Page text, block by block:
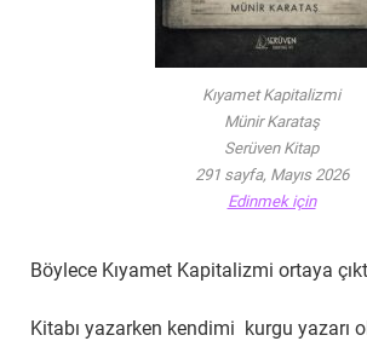
Kıyamet Kapitalizmi
Münir Karataş
Serüven Kitap
291 sayfa, Mayıs 2026
Edinmek için
Böylece Kıyamet Kapitalizmi ortaya
Kitabı yazarken kendimi kurgu yazarı